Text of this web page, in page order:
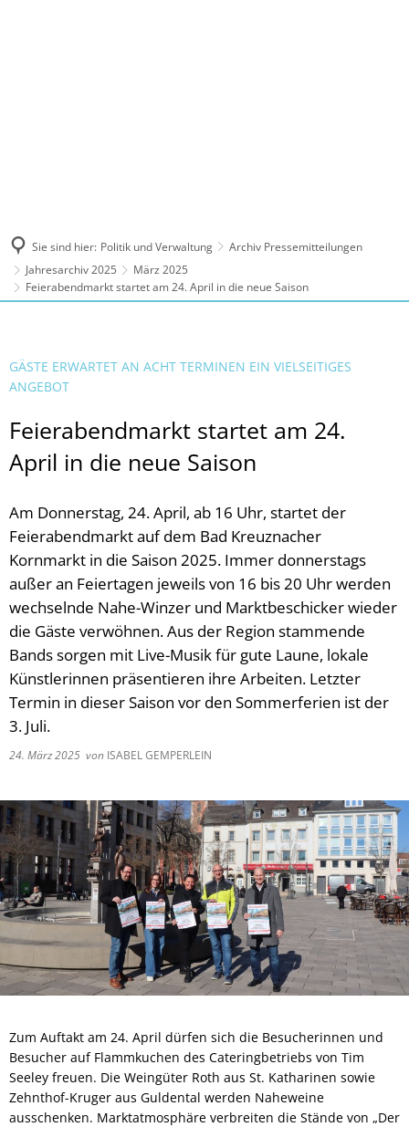
Sie sind hier: Politik und Verwaltung
Archiv Pressemitteilungen
Jahresarchiv 2025
März 2025
Feierabendmarkt startet am 24. April in die neue Saison
GÄSTE ERWARTET AN ACHT TERMINEN EIN VIELSEITIGES
ANGEBOT
Feierabendmarkt startet am 24.
April in die neue Saison
Am Donnerstag, 24. April, ab 16 Uhr, startet der
Feierabendmarkt auf dem Bad Kreuznacher
Kornmarkt in die Saison 2025. Immer donnerstags
außer an Feiertagen jeweils von 16 bis 20 Uhr werden
wechselnde Nahe-Winzer und Marktbeschicker wieder
die Gäste verwöhnen. Aus der Region stammende
Bands sorgen mit Live-Musik für gute Laune, lokale
Künstlerinnen präsentieren ihre Arbeiten. Letzter
Termin in dieser Saison vor den Sommerferien ist der
3. Juli.
24. März 2025 von ISABEL GEMPERLEIN
Zum Auftakt am 24. April dürfen sich die Besucherinnen und
Besucher auf Flammkuchen des Cateringbetriebs von Tim
Seeley freuen. Die Weingüter Roth aus St. Katharinen sowie
Zehnthof-Kruger aus Guldental werden Naheweine
ausschenken. Marktatmosphäre verbreiten die Stände von „Der